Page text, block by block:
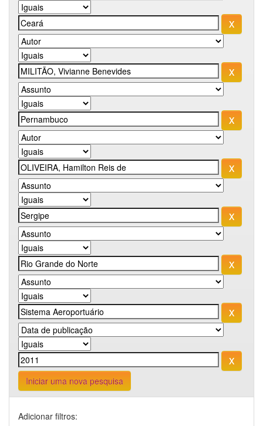
Iniciar uma nova pesquisa
Adicionar filtros: